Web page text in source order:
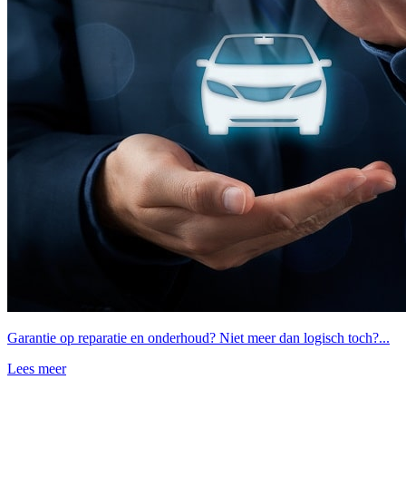
Garantie op reparatie en onderhoud? Niet meer dan logisch toch?...
Lees meer